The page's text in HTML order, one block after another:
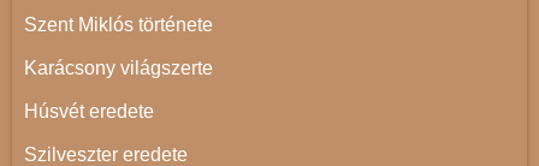
Szent Miklós története
Karácsony világszerte
Húsvét eredete
Szilveszter eredete